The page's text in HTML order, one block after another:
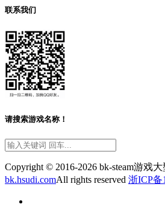
联系我们
请搜索游戏名称！
Copyright © 2016-2026 bk-steam游戏
bk.hsudi.comAll rights reserved 浙ICP备